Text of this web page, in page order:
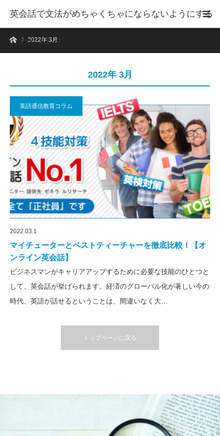
英会話で文法がめちゃくちゃにならないようにする
ためのブログ
ホーム2022年 3月
2022年 3月
英語通信教育コラム
2022.03.1
マイチューターとベストティーチャーを徹底比較！【オ
ンライン英会話】
ビジネスマンがキャリアアップするために必要な技能のひとつと
して、英会話が挙げられます。経済のグローバル化が著しい今の
時代、英語が話せるということは、間違いなく大…
トップページに戻る